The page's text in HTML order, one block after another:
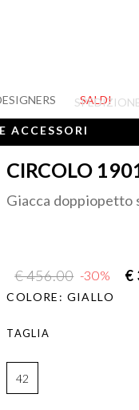
SALDI
ACCESSORI
CIRCOLO
Giacca doppiopetto
€ 456.00 -30% €
COLORE: GIALLO
TAGLIA
42